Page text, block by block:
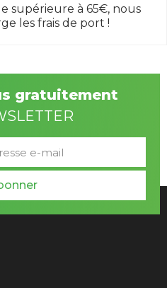
supérieure à 65€, nous
les frais de port !
gratuitement